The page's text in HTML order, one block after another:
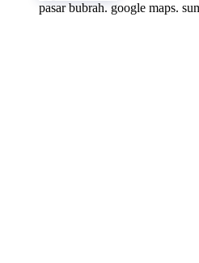
pasar bubrah. google maps.